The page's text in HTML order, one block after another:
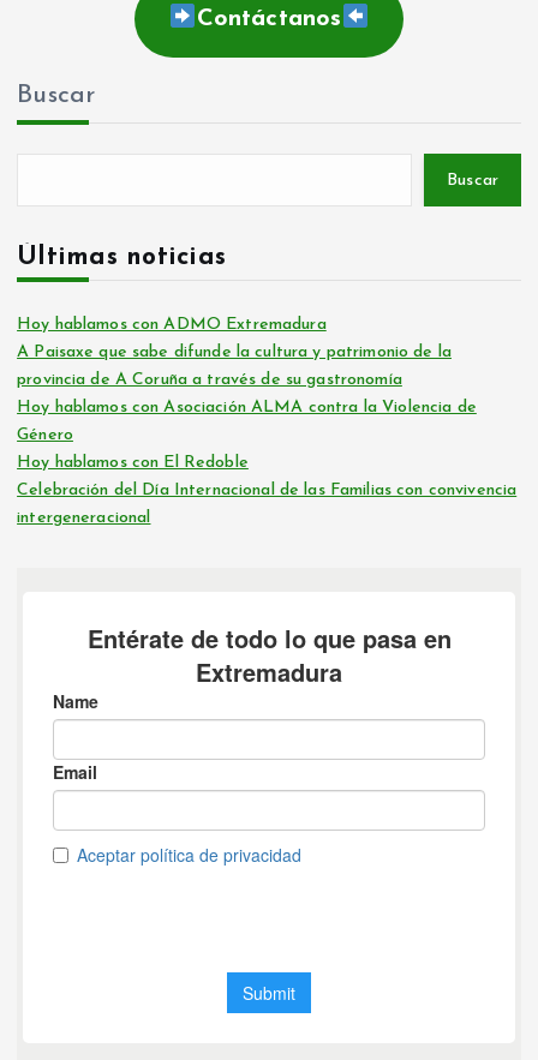
Contáctanos
Buscar
Buscar
Últimas noticias
Hoy hablamos con ADMO Extremadura
A Paisaxe que sabe difunde la cultura y patrimonio de la
provincia de A Coruña a través de su gastronomía
Hoy hablamos con Asociación ALMA contra la Violencia de
Género
Hoy hablamos con El Redoble
Celebración del Día Internacional de las Familias con convivencia
intergeneracional